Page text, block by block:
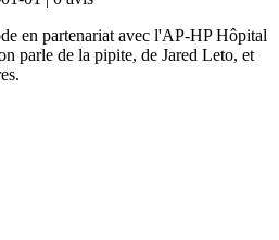
en partenariat avec l'AP-HP Hôpital
parle de la pipite, de Jared Leto, et